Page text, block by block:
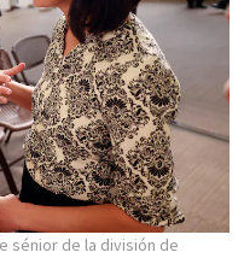
sénior de la división de